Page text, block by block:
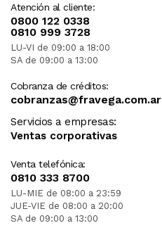
Atención al cliente:
0800 122 0338
0810 999 3728
LU-VI de 09:00 a 18:00
SA de 09:00 a 13:00
Cobranza de créditos:
cobranzas@fravega.com.ar
Servicios a empresas:
Ventas corporativas
Venta telefónica:
0810 333 8700
LU-MIE de 08:00 a 23:59
JUE-VIE de 08:00 a 20:00
SA de 09:00 a 13:00